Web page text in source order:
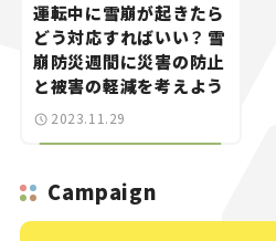
運転中に雪崩が起きたら
どう対応すればいい？ 雪
崩防災週間に災害の防止
と被害の軽減を考えよう
2023.11.29
Campaign